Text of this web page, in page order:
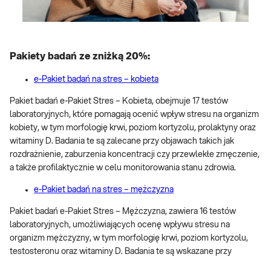
Pakiety badań ze zniżką 20%:
e-Pakiet badań na stres – kobieta
Pakiet badań e-Pakiet Stres – Kobieta, obejmuje 17 testów
laboratoryjnych, które pomagają ocenić wpływ stresu na organizm
kobiety, w tym morfologię krwi, poziom kortyzolu, prolaktyny oraz
witaminy D. Badania te są zalecane przy objawach takich jak
rozdrażnienie, zaburzenia koncentracji czy przewlekłe zmęczenie,
a także profilaktycznie w celu monitorowania stanu zdrowia.
e-Pakiet badań na stres – mężczyzna
Pakiet badań e-Pakiet Stres – Mężczyzna, zawiera 16 testów
laboratoryjnych, umożliwiających ocenę wpływu stresu na
organizm mężczyzny, w tym morfologię krwi, poziom kortyzolu,
testosteronu oraz witaminy D. Badania te są wskazane przy